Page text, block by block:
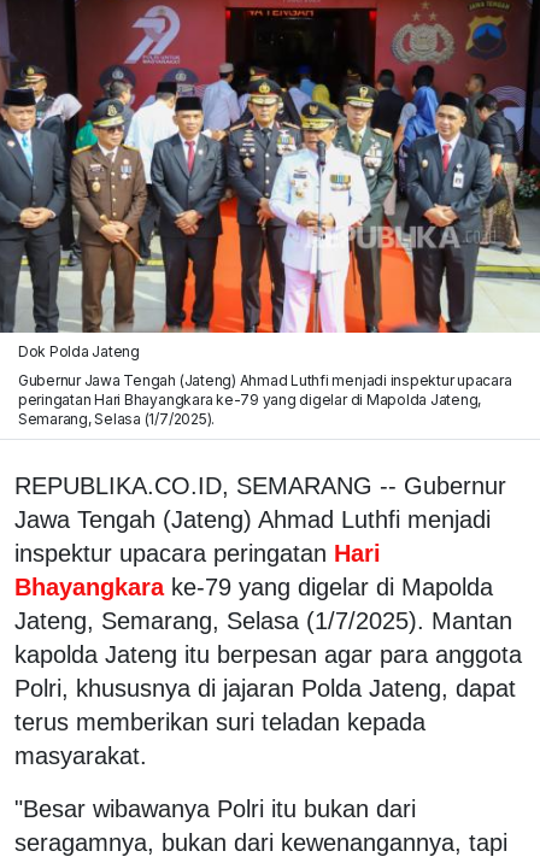
Dok Polda Jateng
Gubernur Jawa Tengah (Jateng) Ahmad Luthfi menjadi inspektur upacara
peringatan Hari Bhayangkara ke-79 yang digelar di Mapolda Jateng,
Semarang, Selasa (1/7/2025).
REPUBLIKA.CO.ID, SEMARANG -- Gubernur
Jawa Tengah (Jateng) Ahmad Luthfi menjadi
inspektur upacara peringatan Hari
Bhayangkara ke-79 yang digelar di Mapolda
Jateng, Semarang, Selasa (1/7/2025). Mantan
kapolda Jateng itu berpesan agar para anggota
Polri, khususnya di jajaran Polda Jateng, dapat
terus memberikan suri teladan kepada
masyarakat.
"Besar wibawanya Polri itu bukan dari
seragamnya, bukan dari kewenangannya, tapi